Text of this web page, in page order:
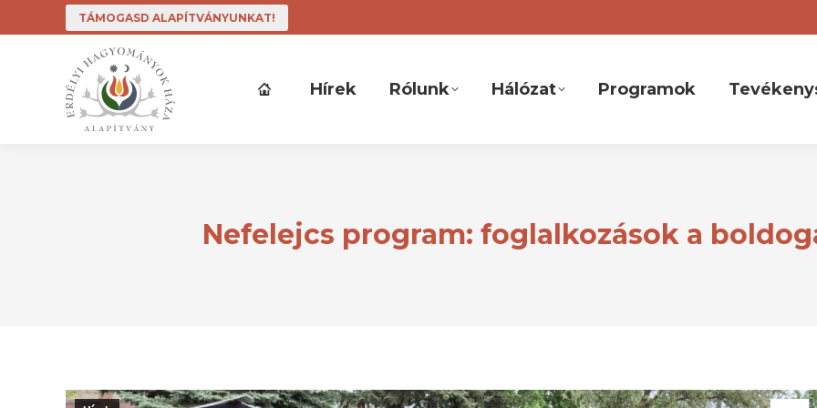
TÁMOGASD ALAPÍTVÁNYUNKAT!
Hírek Rólunk Hálózat Programok
Nefelejcs program: foglalkozások a